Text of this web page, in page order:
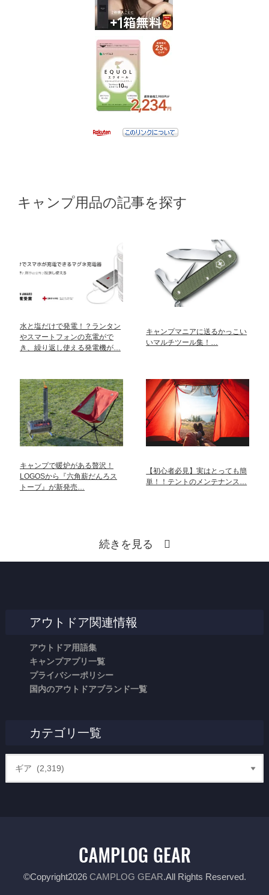
キャンプ用品の記事を探す
水と塩だけで発電！？ランタン
やスマートフォンの充電がで
き、繰り返し使える発電機が…
キャンプマニアに送るかっこい
いマルチツール集！…
キャンプで暖炉がある贅沢！
LOGOSから『六角薪だんろス
トーブ』が新発売…
【初心者必見】実はとっても簡
単！！テントのメンテナンス…
続きを見る
アウトドア関連情報
アウトドア用語集
キャンプアプリ一覧
プライバシーポリシー
国内のアウトドアブランド一覧
カテゴリ一覧
©Copyright2026 CAMPLOG GEAR.All Rights Reserved.